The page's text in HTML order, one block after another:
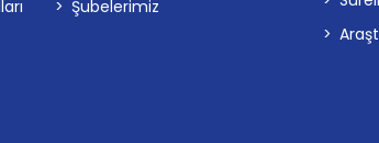
Şubelerimiz